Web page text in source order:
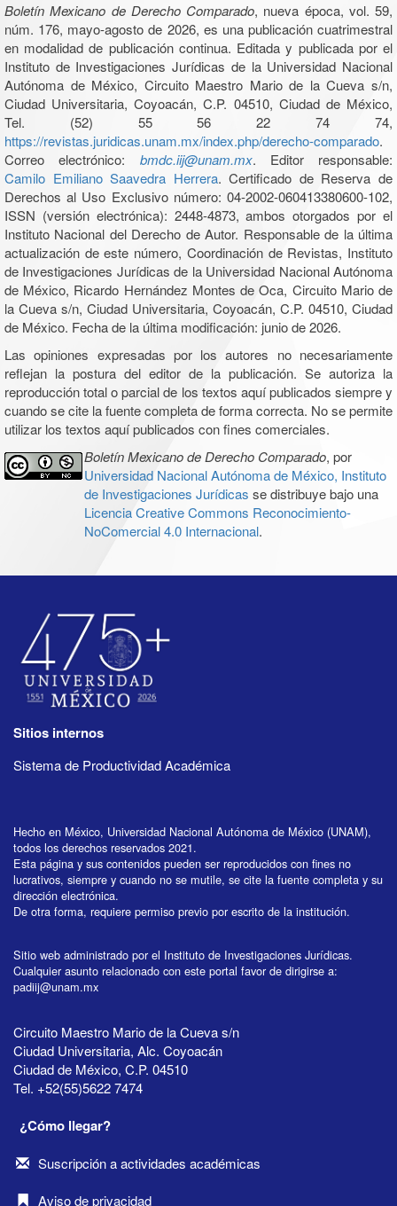
Boletín Mexicano de Derecho Comparado, nueva época, vol. 59,
núm. 176, mayo-agosto de 2026, es una publicación cuatrimestral
en modalidad de publicación continua. Editada y publicada por el
Instituto de Investigaciones Jurídicas de la Universidad Nacional
Autónoma de México, Circuito Maestro Mario de la Cueva s/n,
Ciudad Universitaria, Coyoacán, C.P. 04510, Ciudad de México,
Tel. (52) 55 56 22 74 74,
https://revistas.juridicas.unam.mx/index.php/derecho-comparado.
Correo electrónico: bmdc.iij@unam.mx. Editor responsable:
Camilo Emiliano Saavedra Herrera. Certificado de Reserva de
Derechos al Uso Exclusivo número: 04-2002-060413380600-102,
ISSN (versión electrónica): 2448-4873, ambos otorgados por el
Instituto Nacional del Derecho de Autor. Responsable de la última
actualización de este número, Coordinación de Revistas, Instituto
de Investigaciones Jurídicas de la Universidad Nacional Autónoma
de México, Ricardo Hernández Montes de Oca, Circuito Mario de
la Cueva s/n, Ciudad Universitaria, Coyoacán, C.P. 04510, Ciudad
de México. Fecha de la última modificación: junio de 2026.
Las opiniones expresadas por los autores no necesariamente
reflejan la postura del editor de la publicación. Se autoriza la
reproducción total o parcial de los textos aquí publicados siempre y
cuando se cite la fuente completa de forma correcta. No se permite
utilizar los textos aquí publicados con fines comerciales.
Boletín Mexicano de Derecho Comparado, por
Universidad Nacional Autónoma de México, Instituto
de Investigaciones Jurídicas se distribuye bajo una
Licencia Creative Commons Reconocimiento-
NoComercial 4.0 Internacional.
Sitios internos
Sistema de Productividad Académica
Hecho en México, Universidad Nacional Autónoma de México (UNAM),
todos los derechos reservados 2021.
Esta página y sus contenidos pueden ser reproducidos con fines no
lucrativos, siempre y cuando no se mutile, se cite la fuente completa y su
dirección electrónica.
De otra forma, requiere permiso previo por escrito de la institución.
Sitio web administrado por el Instituto de Investigaciones Jurídicas.
Cualquier asunto relacionado con este portal favor de dirigirse a:
padiij@unam.mx
Circuito Maestro Mario de la Cueva s/n
Ciudad Universitaria, Alc. Coyoacán
Ciudad de México, C.P. 04510
Tel. +52(55)5622 7474
¿Cómo llegar?
Suscripción a actividades académicas
Aviso de privacidad